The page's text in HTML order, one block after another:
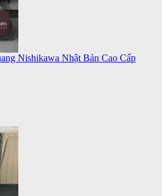
Nishikawa Nhật Bản Cao Cấp